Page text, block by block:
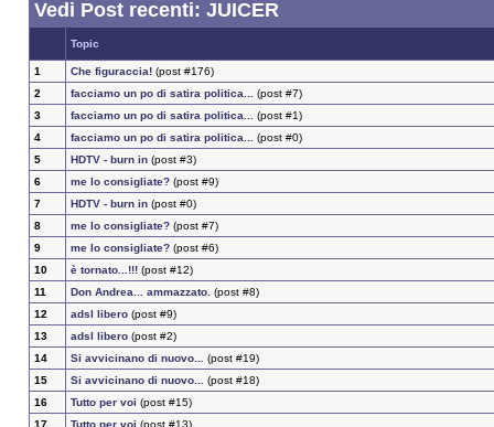
Vedi Post recenti: JUICER
Topic
1 Che figuraccia!(post #176)
2
facciamo un po di satira politica... (post #7)
3
facciamo un po di satira politica... (post #1)
4
facciamo un po di satira politica... (post #0)
5
HDTV - burn in(post #3)
6
me lo consigliate?(post #9)
7
HDTV - burn in(post #0)
8
me lo consigliate?(post #7)
9
me lo consigliate?(post #6)
10
è tornato...!!!(post #12)
11
Don Andrea... ammazzato. (post #8)
12
adsl libero(post #9)
13
adsl libero(post #2)
14
Si avvicinano di nuovo... (post #19)
15
Si avvicinano di nuovo... (post #18)
16
Tutto per voi (post #15)